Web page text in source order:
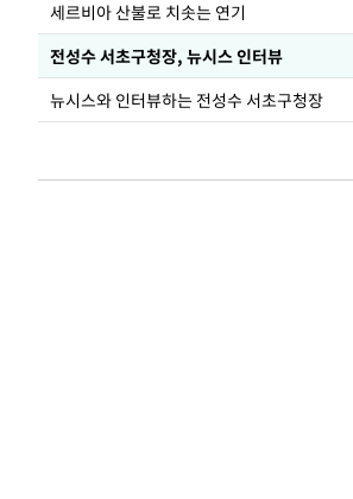
세르비아 산불로 치솟는 연기
전성수 서초구청장, 뉴시스 인터뷰
뉴시스와 인터뷰하는 전성수 서초구청장